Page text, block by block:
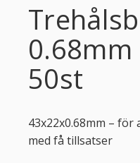
50st
43x22x0.68mm –
med få tillsatser